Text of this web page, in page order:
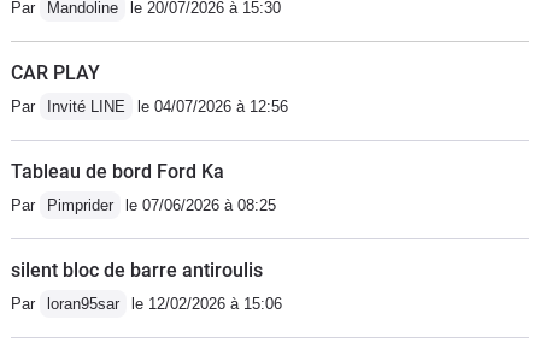
Par Mandoline le 20/07/2026 à 15:30
CAR PLAY
Par Invité LINE le 04/07/2026 à 12:56
Tableau de bord Ford Ka
Par Pimprider le 07/06/2026 à 08:25
silent bloc de barre antiroulis
Par loran95sar le 12/02/2026 à 15:06